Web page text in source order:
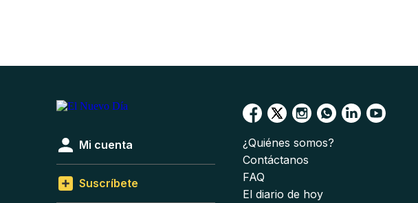
Mi cuenta
Suscríbete
¿Quiénes somos?
Contáctanos
FAQ
El diario de hoy